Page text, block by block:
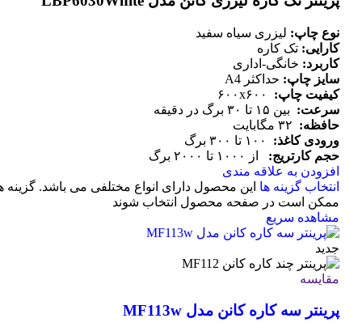
نوع چاپ: لیزری سیاه سفید
کارایی: تک کاره
کاربرد: خانگی-اداری
سایز چاپ: حداکثر A4
کیفیت چاپ:
۶۰۰x۶۰۰
سرعت: بین ۱۵ تا ۳۰ برگ در دقیقه
حافظه: ۳۲ مگابایت
ورودی کاغذ:
۱۰۰ تا ۳۰۰ برگ
حجم کارتریج:
از ۱۰۰۰ تا ۲۰۰۰ برگ
افزودن به علاقه مندی
انتخاب گزینه ها این محصول دارای انواع مختلفی می باشد. گزینه
ممکن است در صفحه محصول انتخاب شوند
مشاهده سریع
جدید
مقایسه
پرینتر سه کاره کانن مدل MF113w